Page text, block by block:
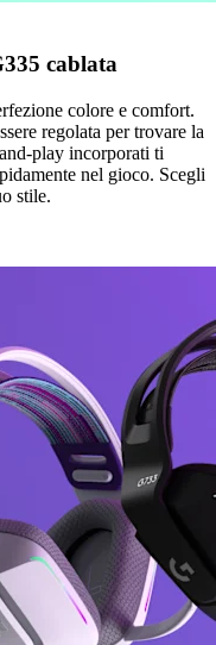
cablata
colore e comfort.
regolata per trovare la
play incorporati ti
nel gioco. Scegli
stile.